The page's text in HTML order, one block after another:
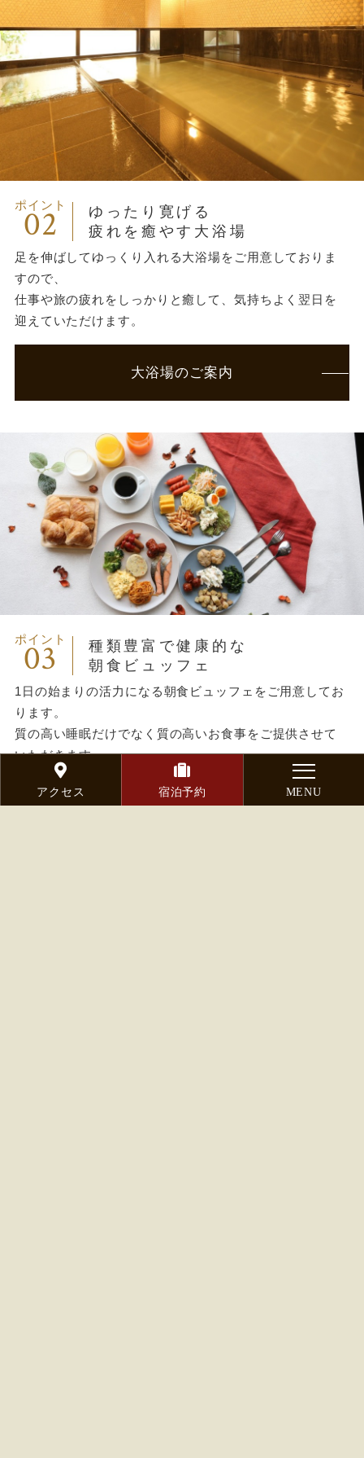
アクセス 宿泊予約 MENU
ポイント
02
ゆったり寛げる
疲れを癒やす大浴場
足を伸ばしてゆっくり入れる大浴場をご用意しておりま
すので、
仕事や旅の疲れをしっかりと癒して、気持ちよく翌日を
迎えていただけます。
大浴場のご案内
ポイント
03
種類豊富で健康的な
朝食ビュッフェ
1日の始まりの活力になる朝食ビュッフェをご用意してお
ります。
質の高い睡眠だけでなく質の高いお食事をご提供させて
いただきます。
ご連泊のお客様でも毎日お楽しみいただけるように
日替わりメニューでのご用意となりますので、是非ご利